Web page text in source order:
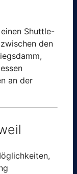
Shuttle-
den
an der